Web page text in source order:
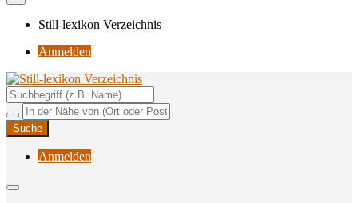
Still-lexikon Verzeichnis
Anmelden
Still-lexikon Verzeichnis
Unterstützungsangebote rund ums Stillen
Anmelden